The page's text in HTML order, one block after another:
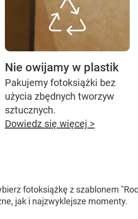
Nie owijamy w plastik
Pakujemy fotoksiążki bez
użycia zbędnych tworzyw
sztucznych.
Dowiedz się więcej >
fotoksiążkę z szablonem
jak i najzwyklejsze momenty.